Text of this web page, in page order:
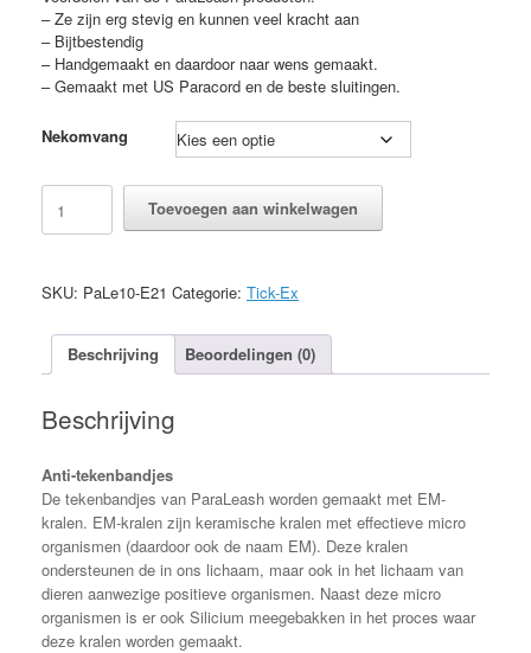
– Ze zijn erg stevig en kunnen veel kracht aan
– Bijtbestendig
– Handgemaakt en daardoor naar wens gemaakt.
– Gemaakt met US Paracord en de beste sluitingen.
Nekomvang
Tick-
Ex
tekenband
E21
Toevoegen aan winkelwagen
SKU: PaLe10-E21 Categorie: Tick-Ex
Beschrijving Beoordelingen (0)
Beschrijving
Anti-tekenbandjes
De tekenbandjes van ParaLeash worden gemaakt met EM-
kralen. EM-kralen zijn keramische kralen met effectieve micro
organismen (daardoor ook de naam EM). Deze kralen
ondersteunen de in ons lichaam, maar ook in het lichaam van
dieren aanwezige positieve organismen. Naast deze micro
organismen is er ook Silicium meegebakken in het proces waar
deze kralen worden gemaakt.